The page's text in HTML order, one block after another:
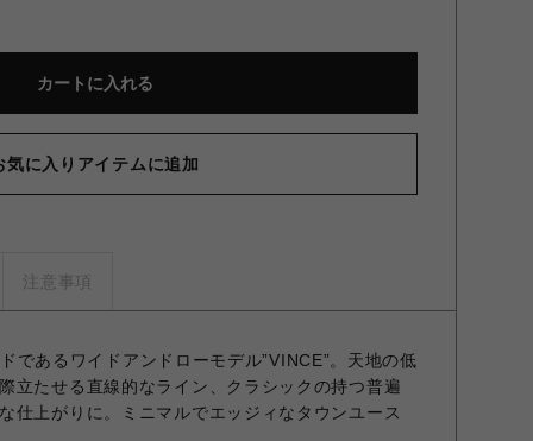
カートに入れる
気に入りアイテムに追加
注意事項
であるワイドアンドローモデル”VINCE”。天地の低
立たせる直線的なライン、クラシックの持つ普遍
仕上がりに。ミニマルでエッジィなタウンユース